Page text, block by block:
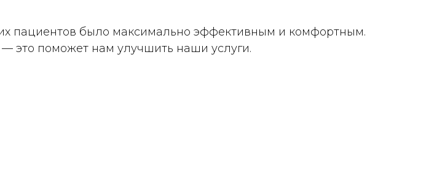
пациентов было максимально эффективным и комфортным.
— это поможет нам улучшить наши услуги.